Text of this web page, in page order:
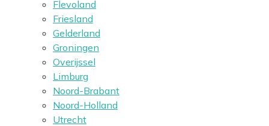
Flevoland
Friesland
Gelderland
Groningen
Overijssel
Limburg
Noord-Brabant
Noord-Holland
Utrecht